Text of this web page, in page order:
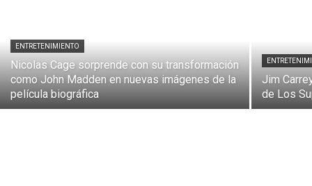
ENTRETENIMIENTO
Nicolas Cage sorprende con su transformación
como John Madden en nuevas imágenes de la
película biográfica
Jim
de Los